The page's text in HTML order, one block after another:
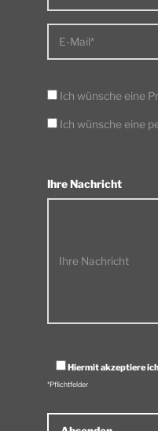
E-Mail*
Ich wünsche eine
Ich wünsche eine
Ihre Nachricht
Ihre Nachricht
Hiermit akzeptiere
*Pflichtfelder